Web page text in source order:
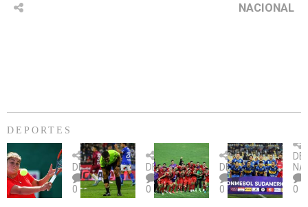
NACIONAL
DEPORTES
Billie
Jean
King
Cup:
DEPORTES
0
U.
Católica
fue
citada
DEPORTES
0
Copa
Sudamericana:
U.
La
DEPORTES
0
un
0